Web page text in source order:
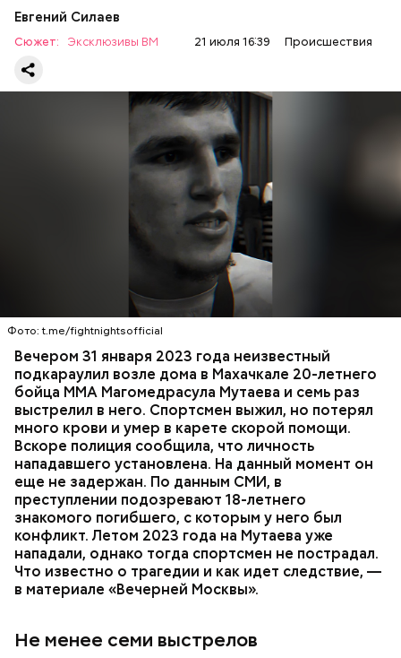
Евгений Силаев
Сюжет: Эксклюзивы ВМ 21 июля 16:39 Происшествия
Фото: t.me/fightnightsofficial
Вечером 31 января 2023 года неизвестный
подкараулил возле дома в Махачкале 20-летнего
бойца ММА Магомедрасула Мутаева и семь раз
выстрелил в него. Спортсмен выжил, но потерял
много крови и умер в карете скорой помощи.
Вскоре полиция сообщила, что личность
нападавшего установлена. На данный момент он
еще не задержан. По данным СМИ, в
преступлении подозревают 18-летнего
знакомого погибшего, с которым у него был
конфликт. Летом 2023 года на Мутаева уже
нападали, однако тогда спортсмен не пострадал.
Что известно о трагедии и как идет следствие, —
в материале «Вечерней Москвы».
Не менее семи выстрелов
Вечером 31 января Мутаев возвращался домой с
тренировки. Во дворе жилого дома на улице
Гапцахской в Махачкале на бойца напал
неизвестный. Он выскочил из подъезда, выстрелил
Очевидцы трагедии вызвали полицию и скорую
помощь, однако врачи оказались бессильны —
пострадавший умер по пути в больницу.
двум статьям: «Убийство» и «Незаконный оборот
оружия». Расследование уголовного дела
контроль
России Александр Бастрыкин.
СПОРТ СЛЕДСТВЕННЫЙ КОМИТЕТ
ММА
РЕСПУБЛИКА ДАГЕСТАН
СМЕРТЬ